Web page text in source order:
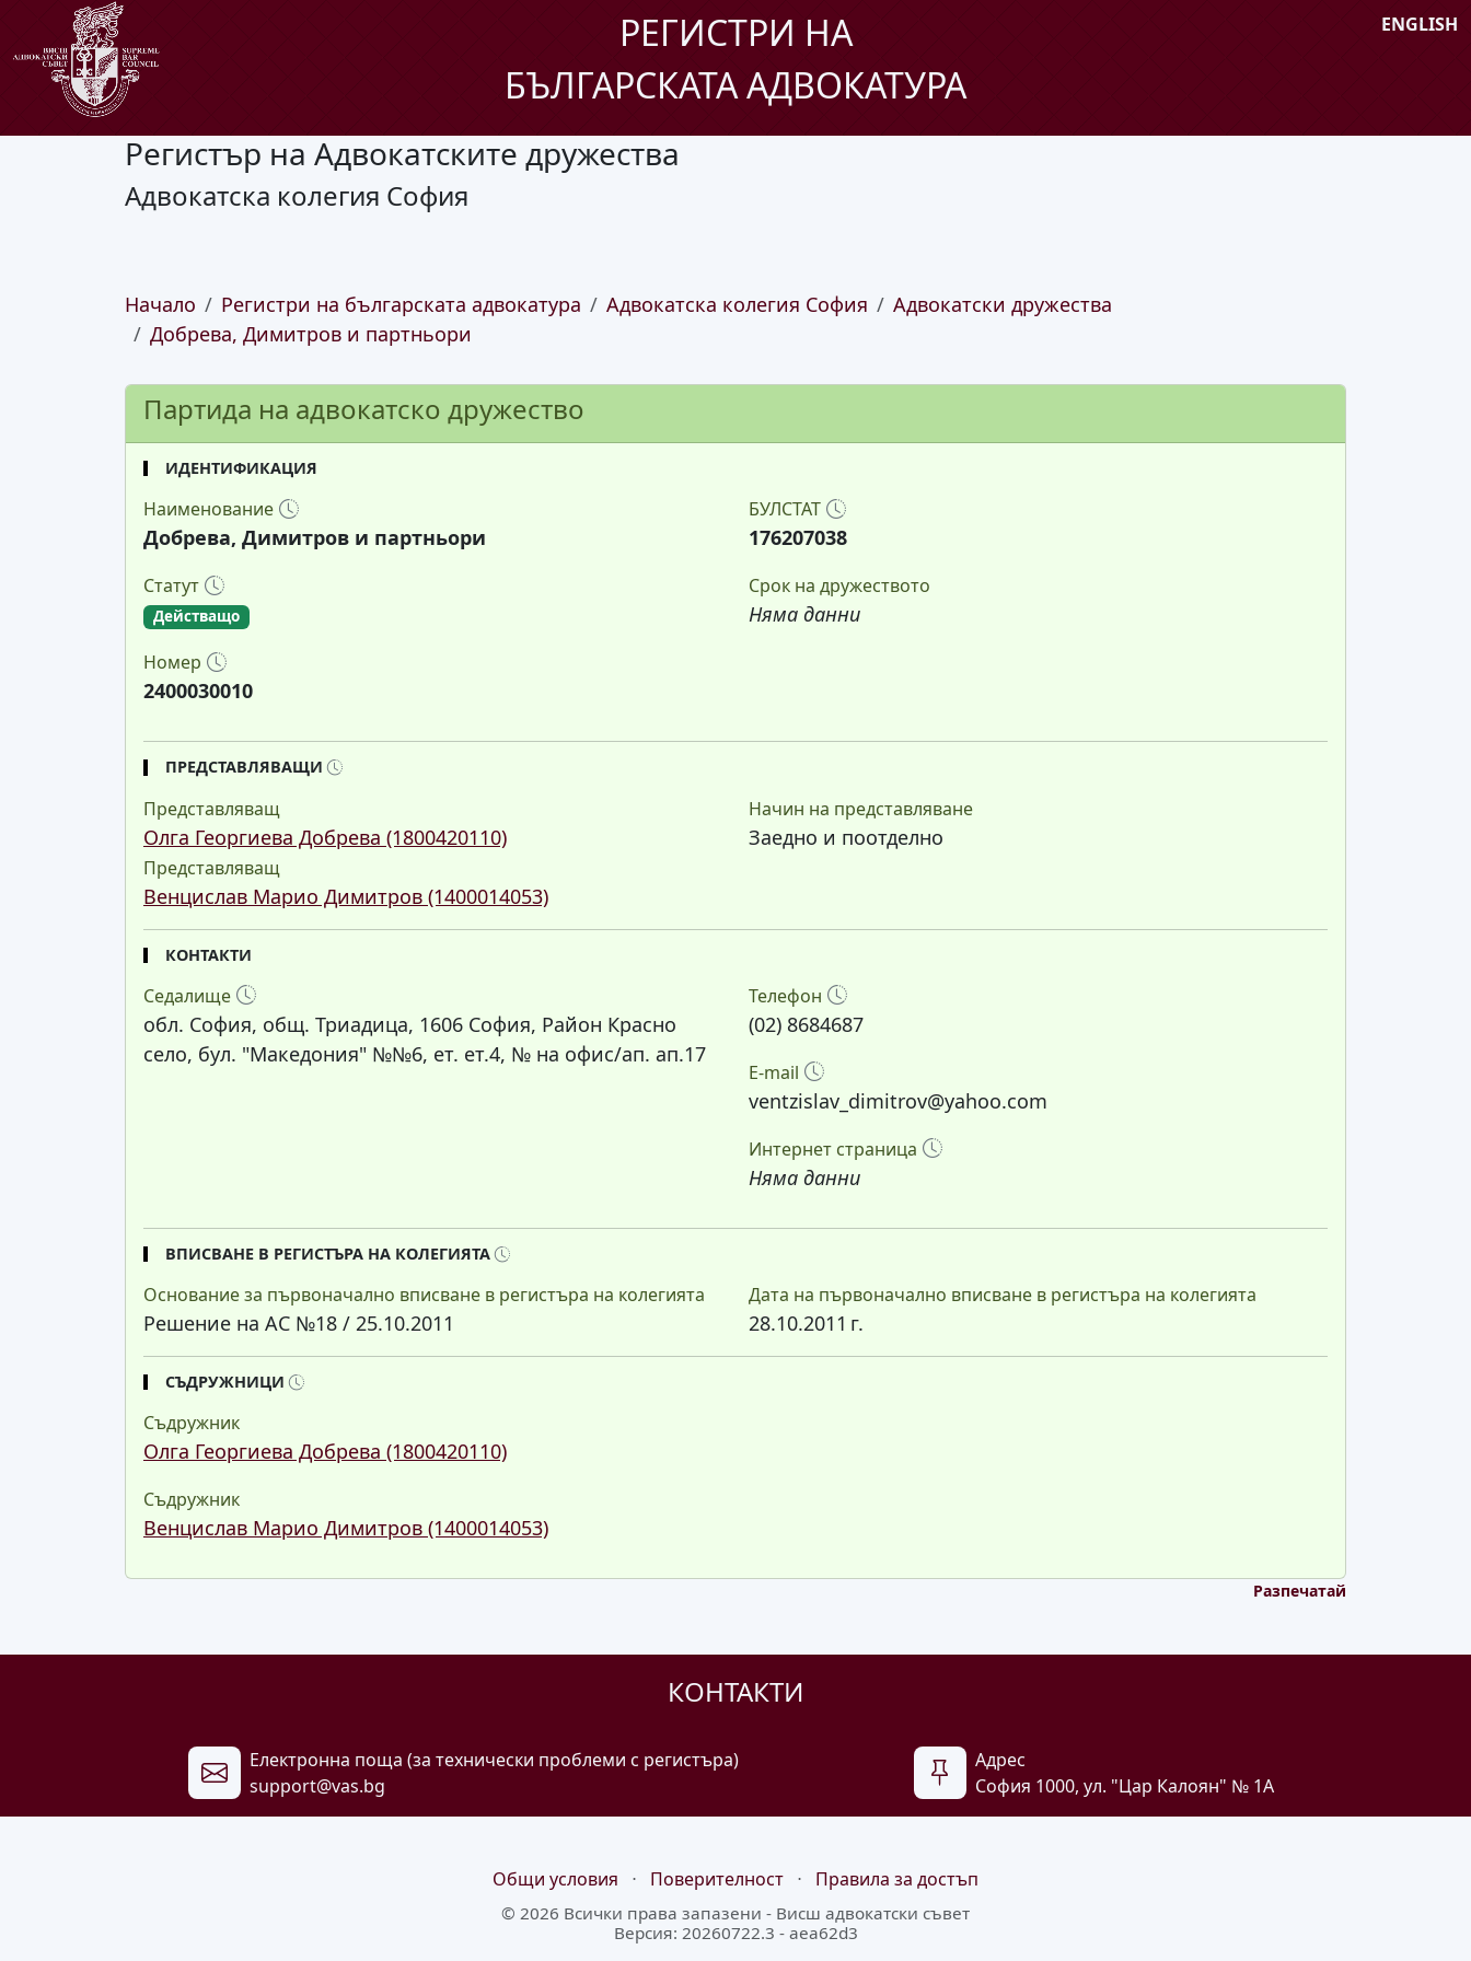
РЕГИСТРИ НА
БЪЛГАРСКАТА АДВОКАТУРА
ENGLISH
Регистър на Адвокатските дружества
Адвокатска колегия София
Начало Регистри на българската адвокатура Адвокатска колегия София
Адвокатски дружества
Добрева, Димитров и партньори
Партида на адвокатско дружество
ИДЕНТИФИКАЦИЯ
Наименование
Добрева, Димитров и партньори
Статут
Действащо
Номер
2400030010
БУЛСТАТ
176207038
Срок на дружеството
Няма данни
ПРЕДСТАВЛЯВАЩИ
Представляващ
Олга Георгиева Добрева (1800420110)
Представляващ
Венцислав Марио Димитров (1400014053)
Начин на представляване
Заедно и поотделно
КОНТАКТИ
Седалище
обл. София, общ. Триадица, 1606 София, Район Красно
село, бул. "Македония" №№6, ет. ет.4, № на офис/ап. ап.17
Телефон
(02) 8684687
E-mail
ventzislav_dimitrov@yahoo.com
Интернет страница
Няма данни
ВПИСВАНЕ В РЕГИСТЪРА НА КОЛЕГИЯТА
Основание за първоначално вписване в регистъра на колегията
Решение на АС №18 / 25.10.2011
Дата на първоначално вписване в регистъра на колегията
28.10.2011 г.
СЪДРУЖНИЦИ
Съдружник
Олга Георгиева Добрева (1800420110)
Съдружник
Венцислав Марио Димитров (1400014053)
Разпечатай
КОНТАКТИ
Електронна поща (за технически проблеми с регистъра)
support@vas.bg
Адрес
София 1000, ул. "Цар Калоян" № 1A
Общи условия ⋅ Поверителност ⋅ Правила за достъп
© 2026 Всички права запазени - Висш адвокатски съвет
Версия: 20260722.3 - aea62d3